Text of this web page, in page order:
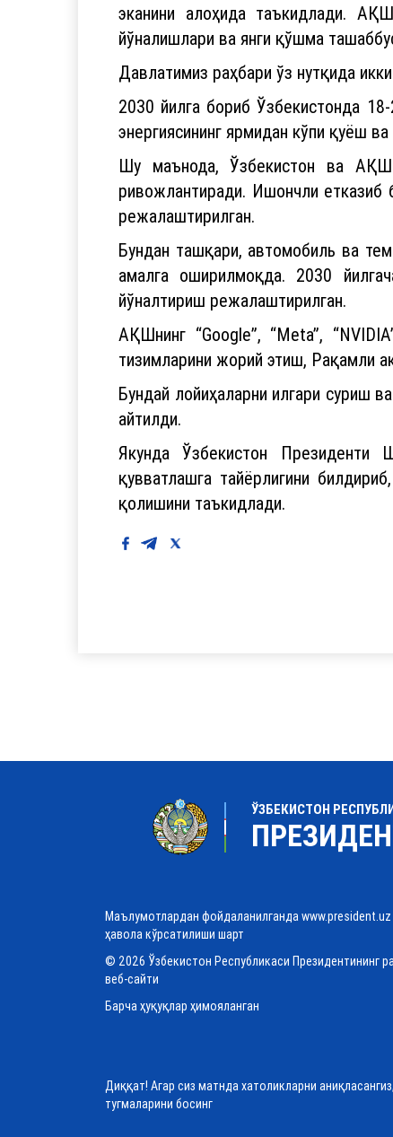
эканини алоҳида таъкидлади.
йўналишлари ва янги қўшма
Давлатимиз раҳбари ўз нутқида
2030 йилга бориб Ўзбекистонда 18-
энергиясининг ярмидан кўпи қуёш
Шу маънода, Ўзбекистон ва
ривожлантиради. Ишончли
режалаштирилган.
Бундан ташқари, автомобиль ва
амалга оширилмоқда. 2030
йўналтириш режалаштирилган.
АҚШнинг “Google”, “Meta”,
тизимларини жорий этиш, Рақамли
Бундай лойиҳаларни илгари суриш
айтилди.
Якунда Ўзбекистон Президенти
қувватлашга тайёрлигини
қолишини таъкидлади.
ЎЗБЕКИСТОН
Маълумотлардан фойдаланилганда www.president.uz
ҳавола кўрсатилиши шарт
© 2026 Ўзбекистон Республикаси Президентининг
веб-сайти
Барча ҳуқуқлар ҳимояланган
Диққат! Агар сиз матнда хатоликларни
тугмаларини босинг